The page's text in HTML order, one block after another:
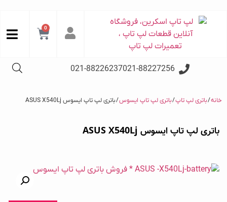
0
021-88227256
021-88226237
خانه/باتری لپ تاپ/باتری لپ تاپ ایسوس/ باتری لپ تاپ ایسوس ASUS X540Lj
باتری لپ تاپ ایسوس ASUS X540Lj